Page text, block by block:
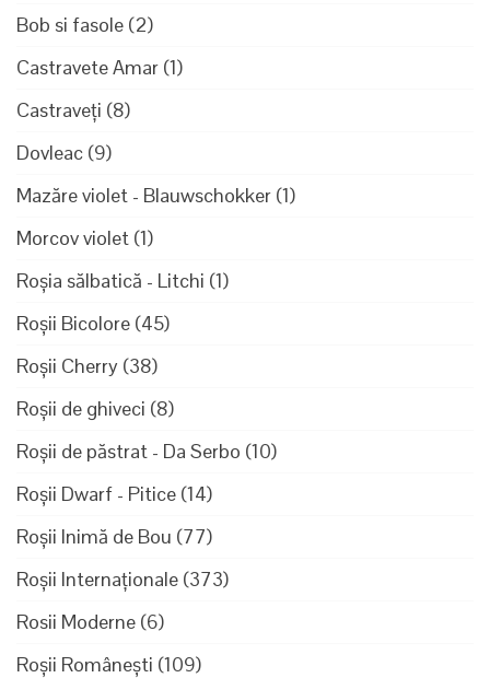
Bob si fasole (2)
Castravete Amar (1)
Castraveți (8)
Dovleac (9)
Mazăre violet - Blauwschokker (1)
Morcov violet (1)
Roșia sălbatică - Litchi (1)
Roșii Bicolore (45)
Roșii Cherry (38)
Roșii de ghiveci (8)
Roșii de păstrat - Da Serbo (10)
Roșii Dwarf - Pitice (14)
Roșii Inimă de Bou (77)
Roșii Internaționale (373)
Rosii Moderne (6)
Roșii Românești (109)